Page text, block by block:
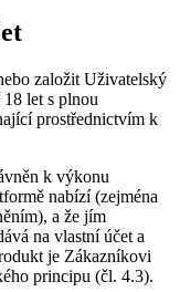
založit Uživatelský
let s plnou
prostřednictvím k
k výkonu
nabízí (zejména
a že jím
na vlastní účet a
je Zákazníkovi
principu (čl. 4.3).